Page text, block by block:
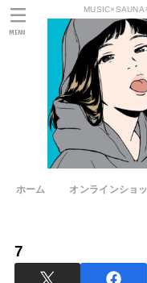
MUSIC×SAUNA
ホーム オンラインショ
MENU
7